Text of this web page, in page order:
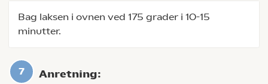
Bag laksen i ovnen ved 175 grader i 10-15
minutter.
Anretning: